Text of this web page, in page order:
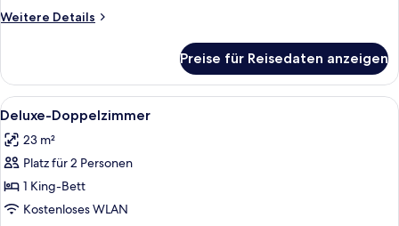
Weitere Details
Weitere
Doppelzimmer
Preise für Reisedaten anzeigen
Alle
Fotos
für
Deluxe-
Doppelzimmer
anzeigen
Ein Balkon mit zwei Korstühlen,
12
Deluxe-Doppelzimmer
23 m²
Platz für 2 Personen
1 King-Bett
Kostenloses WLAN